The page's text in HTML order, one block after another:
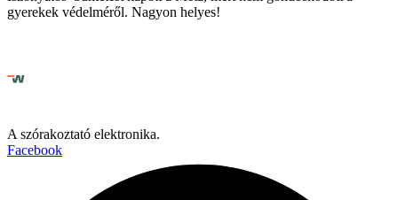
gyerekek védelméről. Nagyon helyes!
A szórakoztató elektronika.
Facebook